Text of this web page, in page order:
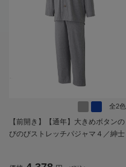
全2色
【前開き】【通年】大きめボタンの
びのびストレッチパジャマ４／紳士